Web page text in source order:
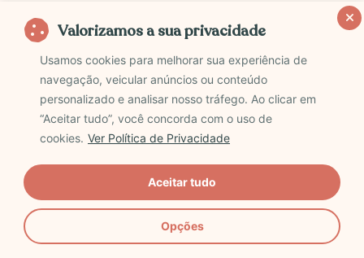
Valorizamos a sua privacidade
Usamos cookies para melhorar sua experiência de
navegação, veicular anúncios ou conteúdo
personalizado e analisar nosso tráfego. Ao clicar em
“Aceitar tudo”, você concorda com o uso de
cookies. Ver Política de Privacidade
Opções
Aceitar tudo
Ao usar o Plano Mundi em uma viagem ao redor
do mundo, pode ter momentos em que seja
necessário entrar em contato com o suporte para
reativar o chip ao atravessar fronteiras.
É importante destacar que o suporte via
WhatsApp da empresa está disponível 24 horas
em qualquer lugar do mundo. Em caso de
emergência, basta conectar-se a uma rede sem fio
e solicitar a reativação.
Não é possível utilizar o eSIM da America Chip na